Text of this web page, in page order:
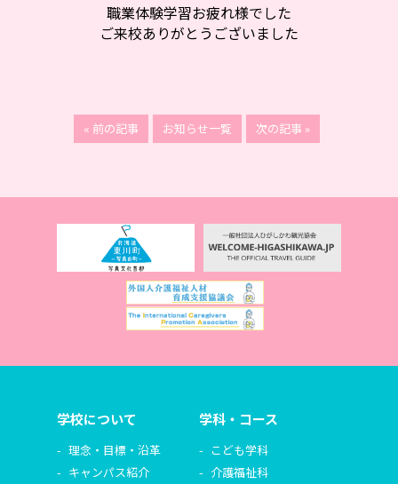
職業体験学習お疲れ様でした
ご来校ありがとうございました
« 前の記事 お知らせ一覧 次の記事 »
学校について
理念・目標・沿革
キャンパス紹介
学科・コース
こども学科
介護福祉科